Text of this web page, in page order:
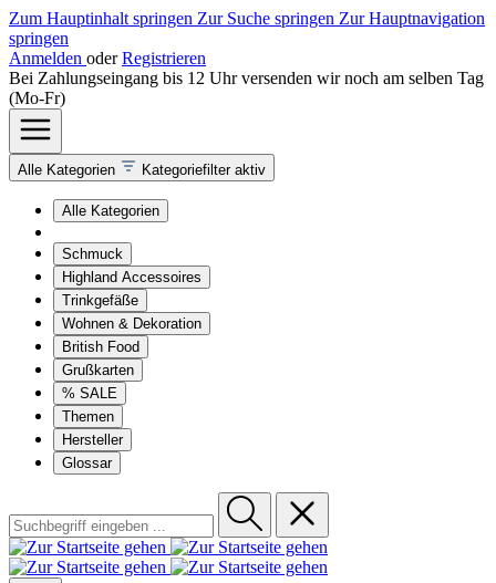
Zum Hauptinhalt springen Zur Suche springen Zur Hauptnavigation
springen
Anmelden oder Registrieren
Bei Zahlungseingang bis 12 Uhr versenden wir noch am selben Tag
(Mo-Fr)
Alle Kategorien Kategoriefilter aktiv
Alle Kategorien
Schmuck
Highland Accessoires
Trinkgefäße
Wohnen & Dekoration
British Food
Grußkarten
% SALE
Themen
Hersteller
Glossar